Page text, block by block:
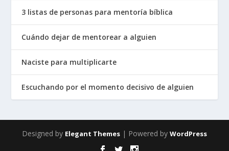
3 listas de personas para mentoría bíblica
Cuándo dejar de mentorear a alguien
Naciste para multiplicarte
Escuchando por el momento decisivo de alguien
Designed by Elegant Themes | Powered by WordPress